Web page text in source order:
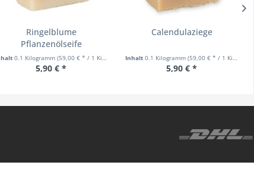
Ringelblume
Pflanzenölseife
0.1 Kilogramm (59,00 € * / 1 Kilogramm)
5,90 € *
Calendulaziege
Inhalt 0.1 Kilogramm (59,00 € * / 1 Kilogramm)
5,90 € *